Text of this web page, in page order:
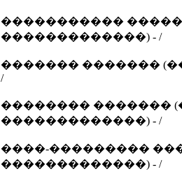
�����������
�������������) - /
������� �������
/
�������� �������
�������������) - /
����-���������
�������������) - /